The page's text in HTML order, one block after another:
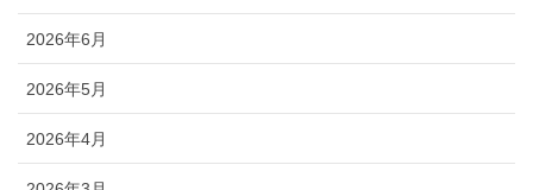
2026年6月
2026年5月
2026年4月